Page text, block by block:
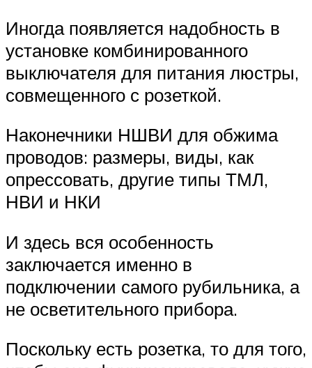
Иногда появляется надобность в
установке комбинированного
выключателя для питания люстры,
совмещенного с розеткой.
Наконечники НШВИ для обжима
проводов: размеры, виды, как
опрессовать, другие типы ТМЛ,
НВИ и НКИ
И здесь вся особенность
заключается именно в
подключении самого рубильника, а
не осветительного прибора.
Поскольку есть розетка, то для того,